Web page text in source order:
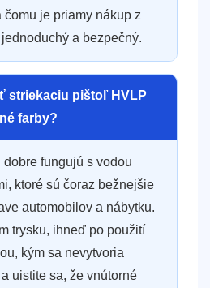
je priamy nákup z
a bezpečný.
striekaciu pištoľ HVLP
farby?
fungujú s vodou
ktoré sú čoraz bežnejšie
automobilov a nábytku.
trysku, ihneď po použití
kým sa nevytvoria
uistite sa, že vnútorné